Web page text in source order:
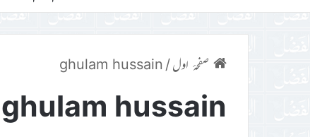
صفحۂ اول/
ghulam hussain
ghulam hussain